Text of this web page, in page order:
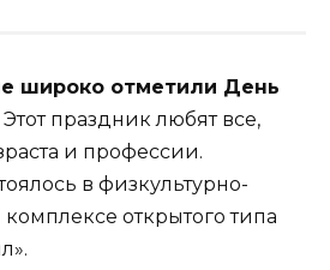
широко отметили День
Этот праздник любят все,
и профессии.
в физкультурно-
открытого типа